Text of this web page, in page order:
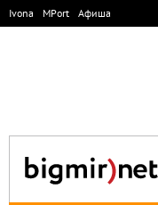
Ivona MPort Афиша